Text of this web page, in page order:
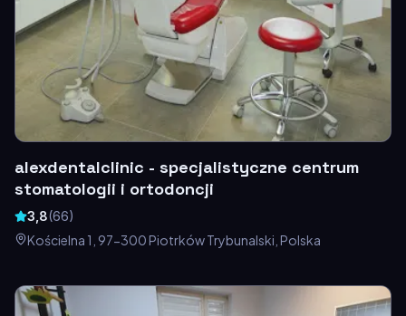
alexdentalclinic - specjalistyczne centrum
stomatologii i ortodoncji
3,8(66)
Kościelna 1, 97-300 Piotrków Trybunalski, Polska